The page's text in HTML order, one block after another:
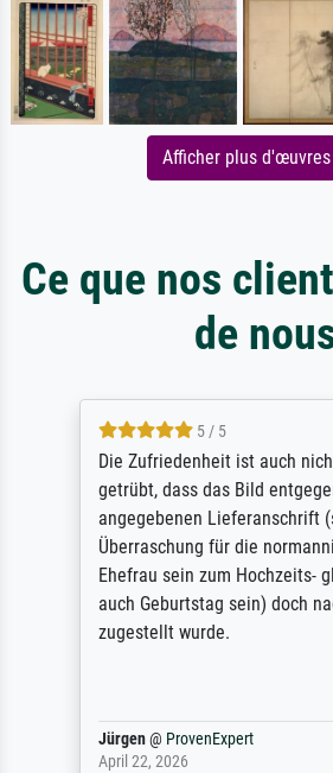
Afficher plus
Ce que nos
de
5 / 5
Die Zufriedenheit ist auch
getrübt, dass das Bild
angegebenen Lieferanschrift
Überraschung für die
Ehefrau sein zum Hochzeits-
auch Geburtstag sein) doch
zugestellt wurde.
Jürgen@ ProvenExpert
April 22, 2026